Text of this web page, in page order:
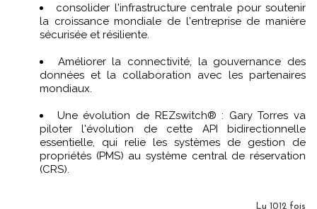
consolider l'infrastructure centrale pour soutenir
la croissance mondiale de l'entreprise de manière
sécurisée et résiliente.
Améliorer la connectivité, la gouvernance des
données et la collaboration avec les partenaires
mondiaux.
Une évolution de REZswitch® : Gary Torres va
piloter l'évolution de cette API bidirectionnelle
essentielle, qui relie les systèmes de gestion de
propriétés (PMS) au système central de réservation
(CRS).
Lu 1012 fois